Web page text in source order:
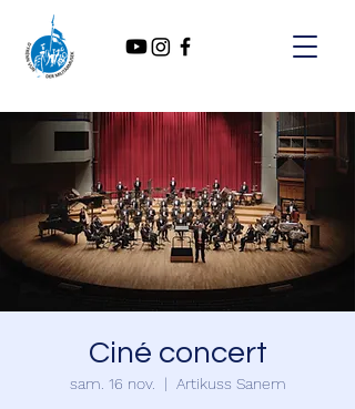
Ciné concert
sam. 16 nov.
  |
Artikuss Sanem